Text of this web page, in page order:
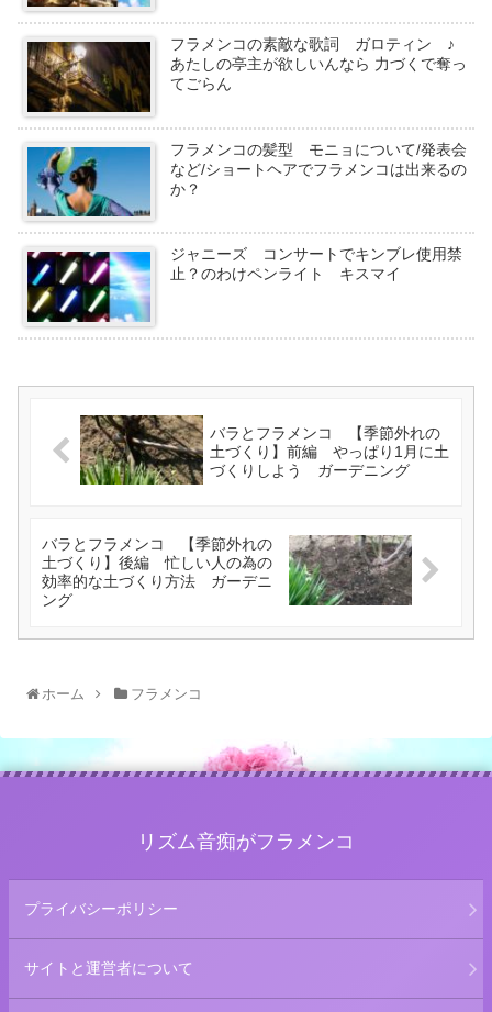
フラメンコの素敵な歌詞 ガロティン ♪
あたしの亭主が欲しいんなら 力づくで奪っ
てごらん
フラメンコの髪型 モニョについて/発表会
など/ショートヘアでフラメンコは出来るの
か？
ジャニーズ コンサートでキンブレ使用禁
止？のわけペンライト キスマイ
バラとフラメンコ 【季節外れの
土づくり】前編 やっぱり1月に土
づくりしよう ガーデニング
バラとフラメンコ 【季節外れの
土づくり】後編 忙しい人の為の
効率的な土づくり方法 ガーデニ
ング
ホーム フラメンコ
リズム音痴がフラメンコ
プライバシーポリシー
サイトと運営者について